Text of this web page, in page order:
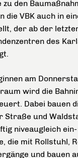
den
die VBK auch in
der ab der
des
am
wird die
Dabei bauen
Straße und
niveaugleich
die mit Rollstuhl,
und bauen